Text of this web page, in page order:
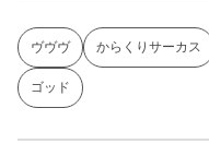
ヴヴヴ からくりサーカス
ゴッド